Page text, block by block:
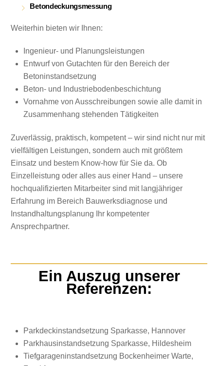
Betondeckungsmessung
Weiterhin bieten wir Ihnen:
Ingenieur- und Planungsleistungen
Entwurf von Gutachten für den Bereich der
Betoninstandsetzung
Beton- und Industriebodenbeschichtung
Vornahme von Ausschreibungen sowie alle damit in
Zusammenhang stehenden Tätigkeiten
Zuverlässig, praktisch, kompetent – wir sind nicht nur mit
vielfältigen Leistungen, sondern auch mit größtem
Einsatz und bestem Know-how für Sie da. Ob
Einzelleistung oder alles aus einer Hand – unsere
hochqualifizierten Mitarbeiter sind mit langjähriger
Erfahrung im Bereich Bauwerksdiagnose und
Instandhaltungsplanung Ihr kompetenter
Ansprechpartner.
Ein Auszug unserer
Referenzen:
Parkdeckinstandsetzung Sparkasse, Hannover
Parkhausinstandsetzung Sparkasse, Hildesheim
Tiefgarageninstandsetzung Bockenheimer Warte,